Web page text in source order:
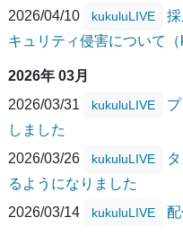
2026/04/10
kukuluLIVE
キュリティ侵害について
2026年 03月
2026/03/31
kukuluLIVE
しました
2026/03/26
kukuluLIVE
るようになりました
2026/03/14
kukuluLIVE